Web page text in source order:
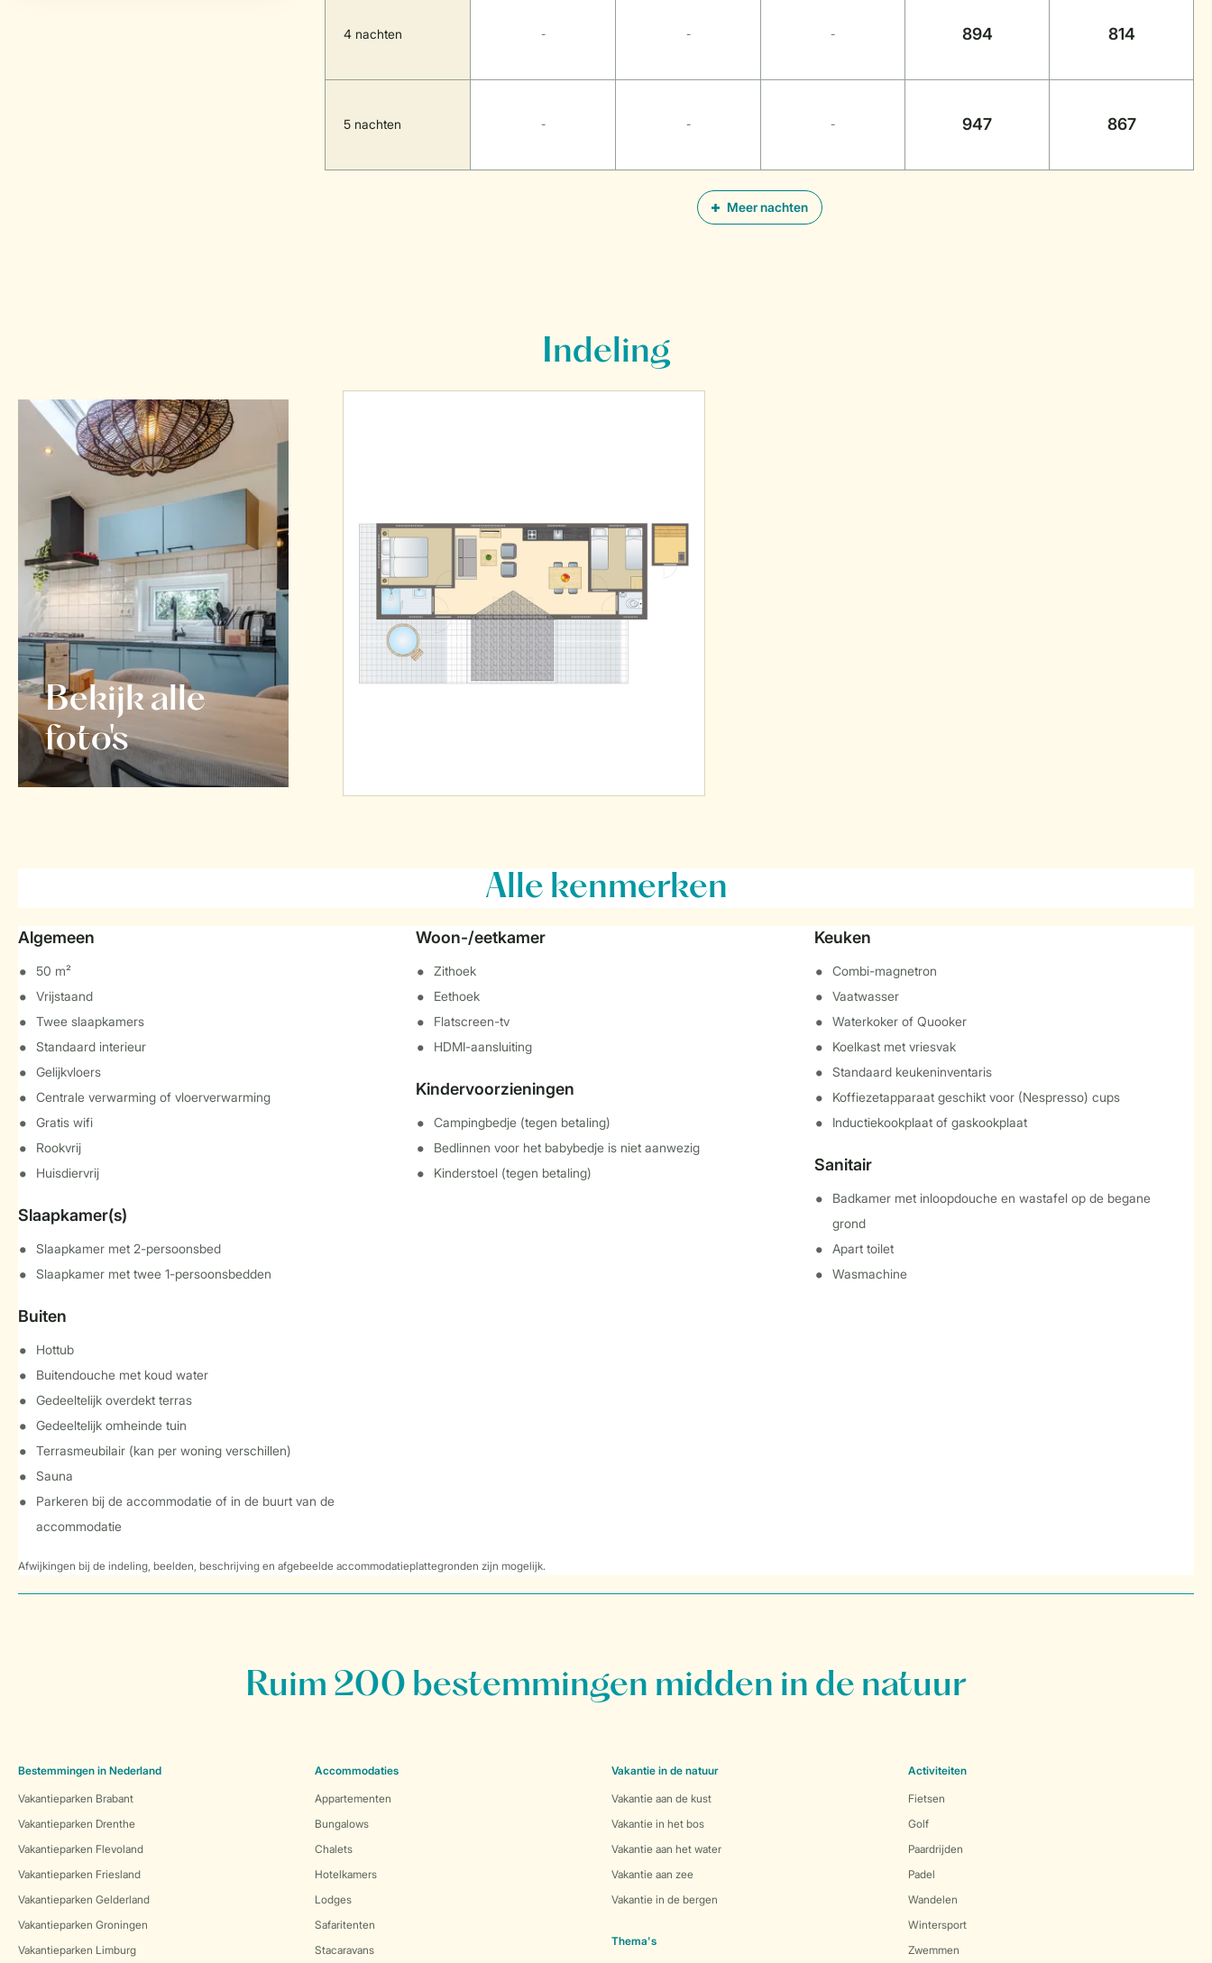
Meer nachten
4 nachten - - - 894 814
5 nachten - - - 947 867
Indeling
Bekijk alle
foto's
Alle kenmerken
Algemeen
50 m²
Vrijstaand
Twee slaapkamers
Standaard interieur
Gelijkvloers
Centrale verwarming of vloerverwarming
Gratis wifi
Rookvrij
Huisdiervrij
Slaapkamer(s)
Slaapkamer met 2-persoonsbed
Slaapkamer met twee 1-persoonsbedden
Buiten
Hottub
Buitendouche met koud water
Gedeeltelijk overdekt terras
Gedeeltelijk omheinde tuin
Terrasmeubilair (kan per woning verschillen)
Sauna
Parkeren bij de accommodatie of in de buurt van de
accommodatie
Woon-/eetkamer
Zithoek
Eethoek
Flatscreen-tv
HDMI-aansluiting
Kindervoorzieningen
Campingbedje (tegen betaling)
Bedlinnen voor het babybedje is niet aanwezig
Kinderstoel (tegen betaling)
Keuken
Combi-magnetron
Vaatwasser
Waterkoker of Quooker
Koelkast met vriesvak
Standaard keukeninventaris
Koffiezetapparaat geschikt voor (Nespresso) cups
Inductiekookplaat of gaskookplaat
Sanitair
Badkamer met inloopdouche en wastafel op de begane
grond
Apart toilet
Wasmachine
Afwijkingen bij de indeling, beelden, beschrijving en afgebeelde accommodatieplattegronden zijn mogelijk.
Ruim 200 bestemmingen midden in de natuur
Bestemmingen in Nederland
Vakantieparken Brabant
Vakantieparken Drenthe
Vakantieparken Flevoland
Vakantieparken Friesland
Vakantieparken Gelderland
Vakantieparken Groningen
Vakantieparken Limburg
Accommodaties
Appartementen
Bungalows
Chalets
Hotelkamers
Lodges
Safaritenten
Stacaravans
Vakantie in de natuur
Vakantie aan de kust
Vakantie in het bos
Vakantie aan het water
Vakantie aan zee
Vakantie in de bergen
Thema's
Activiteiten
Fietsen
Golf
Paardrijden
Padel
Wandelen
Wintersport
Zwemmen